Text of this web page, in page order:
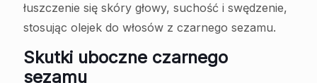
łuszczenie się skóry głowy, suchość i swędzenie,
stosując olejek do włosów z czarnego sezamu.
Skutki uboczne czarnego
sezamu